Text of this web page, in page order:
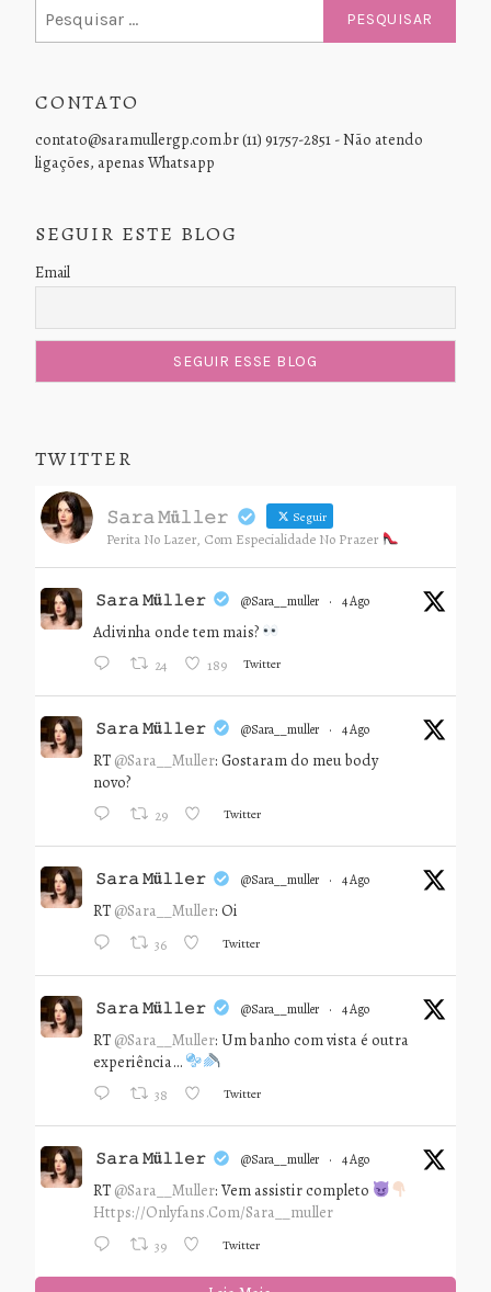
por:
CONTATO
contato@saramullergp.com.br (11) 91757-2851 - Não atendo
ligações, apenas Whatsapp
SEGUIR ESTE BLOG
Email
TWITTER
𝚂𝚊𝚛𝚊 𝙼ü𝚕𝚕𝚎𝚛 Seguir
Perita No Lazer, Com Especialidade No Prazer
𝚂𝚊𝚛𝚊 𝙼ü𝚕𝚕𝚎𝚛 @sara__muller · 4 Ago
Adivinha onde tem mais?
24 189 Twitter
𝚂𝚊𝚛𝚊 𝙼ü𝚕𝚕𝚎𝚛 @sara__muller · 4 Ago
RT @Sara__Muller: Gostaram do meu body
novo?
29 Twitter
𝚂𝚊𝚛𝚊 𝙼ü𝚕𝚕𝚎𝚛 @sara__muller · 4 Ago
RT @Sara__Muller: Oi
36 Twitter
𝚂𝚊𝚛𝚊 𝙼ü𝚕𝚕𝚎𝚛 @sara__muller · 4 Ago
RT @Sara__Muller: Um banho com vista é outra
experiência…
38 Twitter
𝚂𝚊𝚛𝚊 𝙼ü𝚕𝚕𝚎𝚛 @sara__muller · 4 Ago
RT @Sara__Muller: Vem assistir completo
Https://onlyfans.com/sara__muller
39 Twitter